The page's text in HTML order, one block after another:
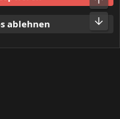
ablehnen